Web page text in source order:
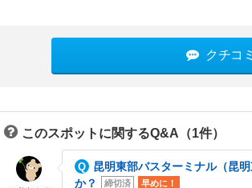
クチコ
このスポットに関するQ&A（1件）
昆明東部バスターミナル（昆
か？
締切済 早めに！